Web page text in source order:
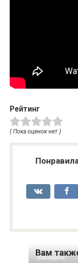
Рейтинг
( Пока оценок нет )
Вам
Эквайринг